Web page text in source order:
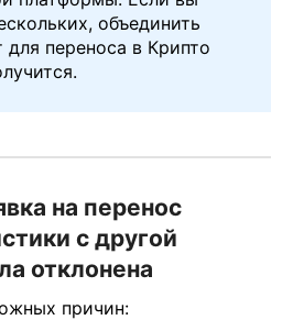
объединить
переноса в Крипто
на перенос
с другой
отклонена
причин: